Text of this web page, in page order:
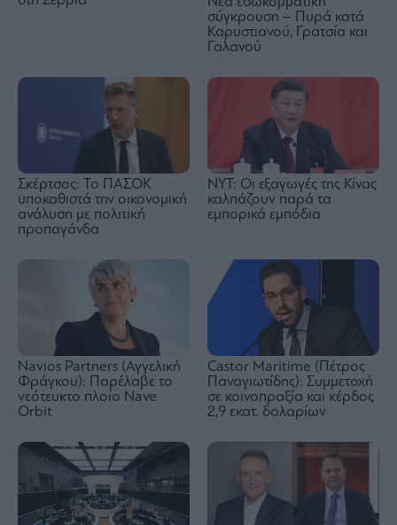
σύγκρουση – Πυρά κατά
Καρυστιανού, Γρατσία και
Γαλανού
Σκέρτσος: Το ΠΑΣΟΚ
υποκαθιστά την οικονομική
ανάλυση με πολιτική
προπαγάνδα
NYT: Οι εξαγωγές της Κίνας
καλπάζουν παρά τα
εμπορικά εμπόδια
Navios Partners (Αγγελική
Φράγκου): Παρέλαβε το
νεότευκτο πλοίο Nave
Orbit
Castor Maritime (Πέτρος
Παναγιωτίδης): Συμμετοχή
σε κοινοπραξία και κέρδος
2,9 εκατ. δολαρίων